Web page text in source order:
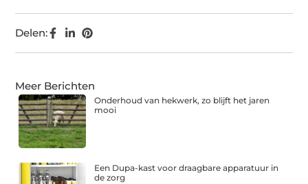
Delen:
Meer Berichten
Onderhoud van hekwerk, zo blijft het jaren
mooi
Een Dupa-kast voor draagbare apparatuur in
de zorg